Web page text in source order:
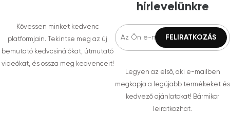
Kövessen minket kedvenc
platformjain. Tekintse meg az új
bemutató kedvcsinálókat, útmutató
videókat, és ossza meg kedvenceit!
hírlevelünkre
Legyen az első, aki e-mailben
megkapja a legújabb termékeket és
kedvező ajánlatokat! Bármikor
leiratkozhat.